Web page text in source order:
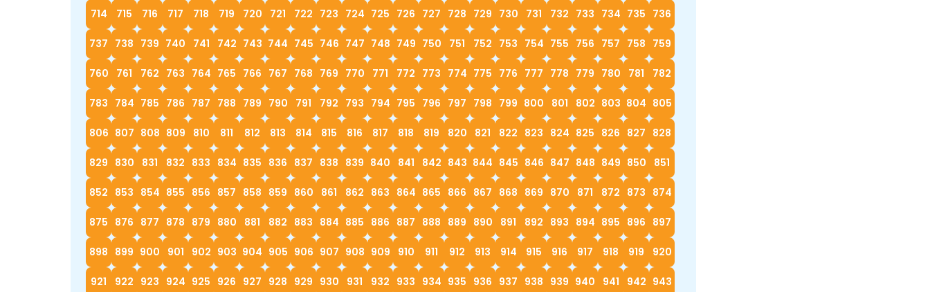
714 715 716 717 718 719 720 721 722 723 724 725 726 727 728 729 730 731 732 733 734 735 736
737 738 739 740 741 742 743 744 745 746 747 748 749 750 751 752 753 754 755 756 757 758 759
760 761 762 763 764 765 766 767 768 769 770 771 772 773 774 775 776 777 778 779 780 781 782
783 784 785 786 787 788 789 790 791 792 793 794 795 796 797 798 799 800 801 802 803 804 805
806 807 808 809 810 811 812 813 814 815 816 817 818 819 820 821 822 823 824 825 826 827 828
829 830 831 832 833 834 835 836 837 838 839 840 841 842 843 844 845 846 847 848 849 850 851
852 853 854 855 856 857 858 859 860 861 862 863 864 865 866 867 868 869 870 871 872 873 874
875 876 877 878 879 880 881 882 883 884 885 886 887 888 889 890 891 892 893 894 895 896 897
898 899 900 901 902 903 904 905 906 907 908 909 910 911 912 913 914 915 916 917 918 919 920
921 922 923 924 925 926 927 928 929 930 931 932 933 934 935 936 937 938 939 940 941 942 943